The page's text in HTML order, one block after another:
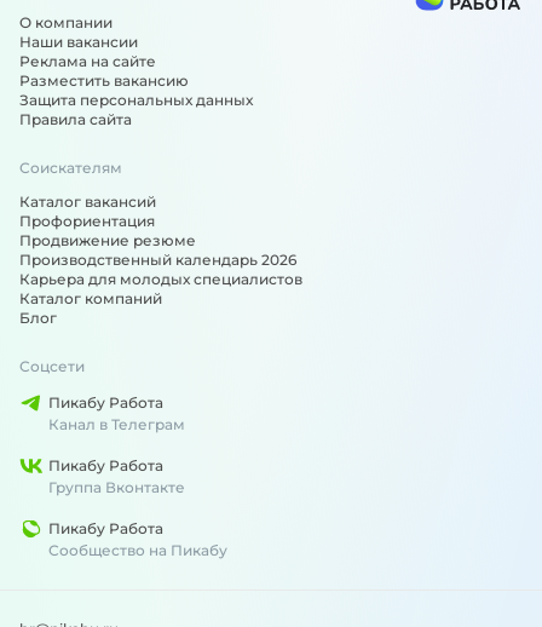
О компании
Наши вакансии
Реклама на сайте
Разместить вакансию
Защита персональных данных
Правила сайта
Соискателям
Каталог вакансий
Профориентация
Продвижение резюме
Производственный календарь 2026
Карьера для молодых специалистов
Каталог компаний
Блог
Соцсети
Пикабу Работа
Канал в Телеграм
Пикабу Работа
Группа Вконтакте
Пикабу Работа
Сообщество на Пикабу